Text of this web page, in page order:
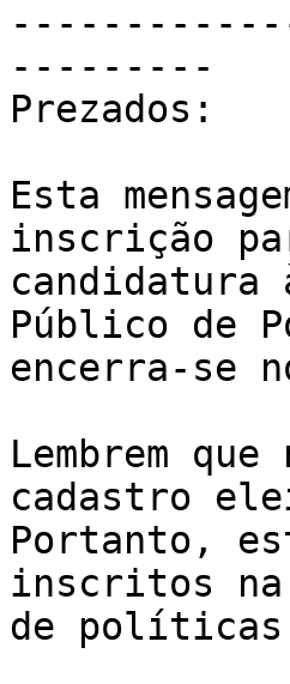
---------
Prezados:
Esta
inscrição
candidatura
Público de
encerra-se
Lembrem
cadastro
Portanto,
inscritos
de políticas